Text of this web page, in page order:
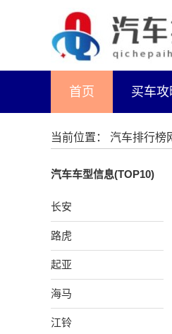
首页 买车攻
当前位置： 汽车排行榜
汽车车型信息(TOP10)
长安
路虎
起亚
海马
江铃